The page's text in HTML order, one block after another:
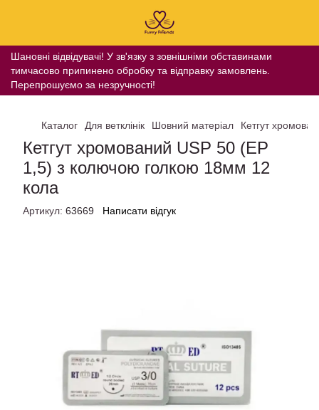
Шановні відвідувачі! У зв'язку з зовнішніми обставинами
тимчасово припинено обробку та відправку замовлень.
Перепрошуємо за незручності!
Каталог Для ветклінік Шовний матеріал Кетгут
Кетгут хромований USP 50 (EP
1,5) з колючою голкою 18мм 12
кола
Артикул: 63669 Написати відгук